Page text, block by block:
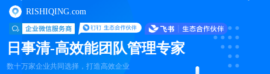
RISHIQING.com
日事清-高效能团队管理专家
数十万家企业共同选择，打造高效企业